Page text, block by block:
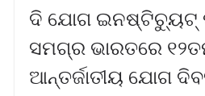
ଦି ଯୋଗ ଇନଷ୍ଟିଚ୍ୟୁଟ୍
ସମଗ୍ର ଭାରତରେ
ଆନ୍ତର୍ଜାତୀୟ ଯୋଗ